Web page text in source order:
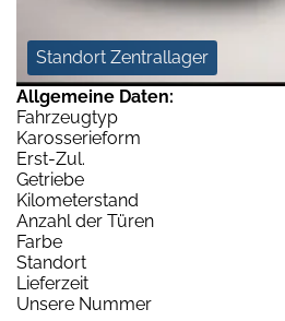
Standort Zentrallager
Allgemeine Daten:
Fahrzeugtyp
Karosserieform
Erst-Zul.
Getriebe
Kilometerstand
Anzahl der Türen
Farbe
Standort
Lieferzeit
Unsere Nummer